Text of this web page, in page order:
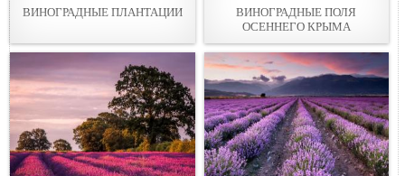
ВИНОГРАДНЫЕ ПЛАНТАЦИИ
ВИНОГРАДНЫЕ ПОЛЯ
ОСЕННЕГО КРЫМА